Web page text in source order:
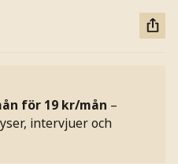
för 19 kr/mån –
intervjuer och